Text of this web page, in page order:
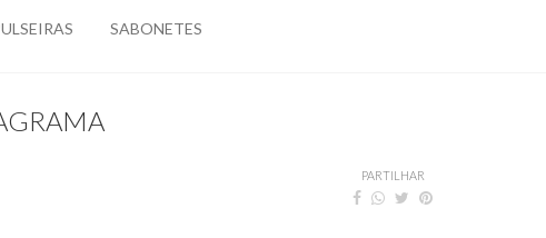
SABONETES
PARTILHAR